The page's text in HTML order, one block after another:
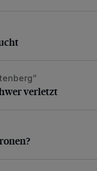
verletzt
verletzt